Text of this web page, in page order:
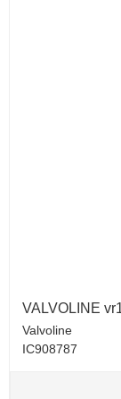
VALVOLINE
Valvoline
IC908787